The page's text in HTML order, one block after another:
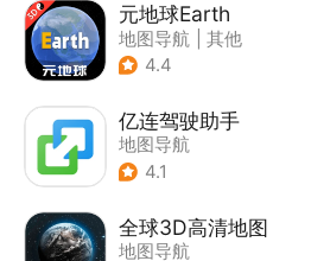
元地球Earth
地图导航
其他
4.4
亿连驾驶助手
地图导航
4.1
全球3D高清地图
地图导航